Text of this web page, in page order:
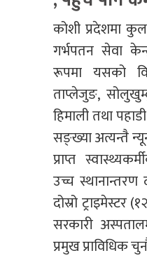
कोशी प्रदेशमा
गर्भपतन सेवा
रूपमा यसको
ताप्लेजुङ,
हिमाली तथा
सङ्ख्या अत्यन्तै
प्राप्त
उच्च
दोस्रो ट्राइमेस्टर
सरकारी
प्रमुख प्राविधिक